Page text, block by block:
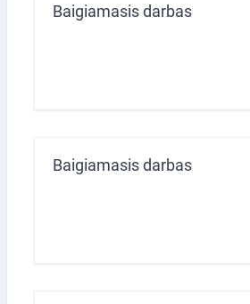
Baigiamasis darbas
Baigiamasis darbas